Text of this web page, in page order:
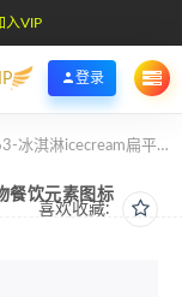
入VIP
登录
icecream扁平卡通食物餐饮元素图标
喜欢收藏:
餐饮元素图标